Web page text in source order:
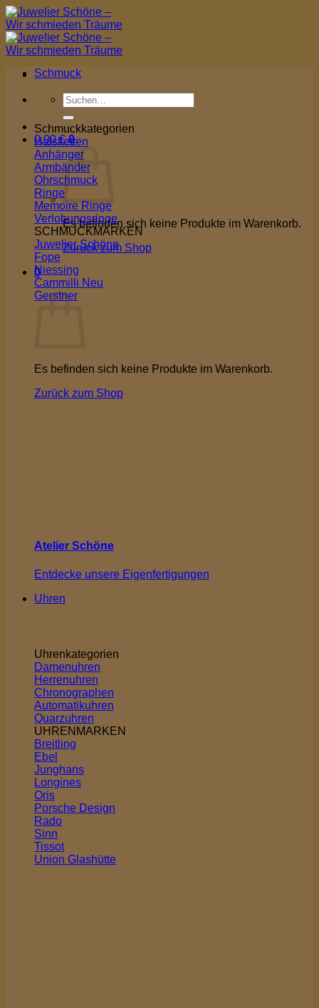
Zum
Inhalt
springen
Suchen
nach:
0,00€ 0
Es befinden sich keine Produkte im Warenkorb.
Zurück zum Shop
0
Warenkorb
Es befinden sich keine Produkte im Warenkorb.
Zurück zum Shop
Schmuck
Schmuckkategorien
Halsketten
Anhänger
Armbänder
Ohrschmuck
Ringe
Memoire Ringe
Verlobungsringe
SCHMUCKMARKEN
Juwelier Schöne
Fope
Niessing
Cammilli
Gerstner
Atelier Schöne
Entdecke unsere Eigenfertigungen
Uhren
Uhrenkategorien
Damenuhren
Herrenuhren
Chronographen
Automatikuhren
Quarzuhren
UHRENMARKEN
Breitling
Ebel
Junghans
Longines
Oris
Porsche Design
Rado
Sinn
Tissot
Union Glashütte